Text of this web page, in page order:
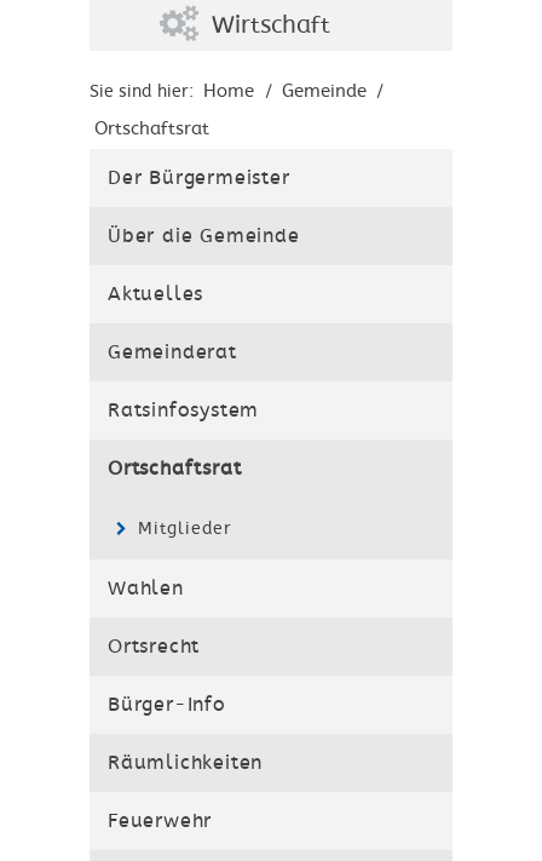
Wirtschaft
Sie sind hier: Home / Gemeinde /
Ortschaftsrat
Der Bürgermeister
Über die Gemeinde
Aktuelles
Gemeinderat
Ratsinfosystem
Ortschaftsrat
Mitglieder
Wahlen
Ortsrecht
Bürger-Info
Räumlichkeiten
Feuerwehr